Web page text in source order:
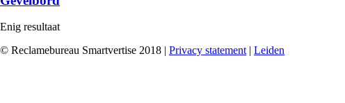
Enig resultaat
© Reclamebureau Smartvertise 2018 | Privacy statement | Leiden